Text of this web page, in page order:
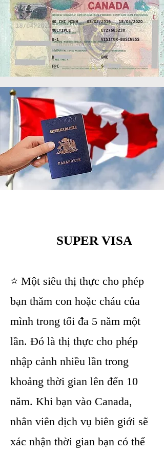
SUPER VISA
⭐ Một siêu thị thực cho phép
bạn thăm con hoặc cháu của
mình trong tối đa 5 năm một
lần. Đó là thị thực cho phép
nhập cảnh nhiều lần trong
khoảng thời gian lên đến 10
năm. Khi bạn vào Canada,
nhân viên dịch vụ biên giới sẽ
xác nhận thời gian bạn có thể